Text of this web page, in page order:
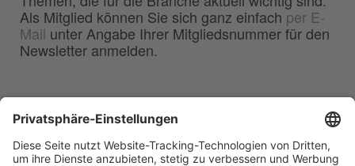
Als Mitglied können Sie sich ganz einfach per E-
Mail unter Angabe Ihrer Mitgliedsnummer für den
Newsletter anmelden.